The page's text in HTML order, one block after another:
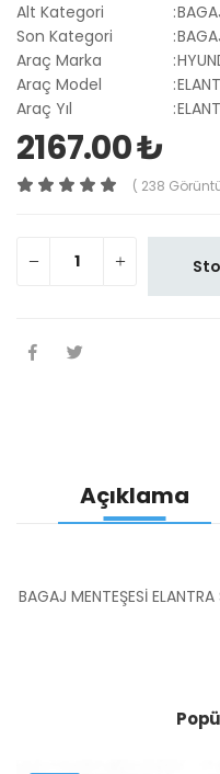
Alt Kategori
:
Son Kategori
:
Araç Marka
:
Araç Model
:
Araç Yıl
:
2167.00 ₺
( 238
Açıklama
BAGAJ MENTEŞESİ